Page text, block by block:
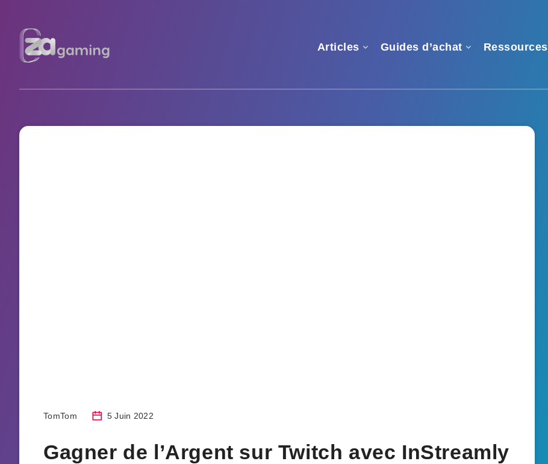
Articles Guides d’achat Ressources
TomTom 5 Juin 2022
Gagner de l’Argent sur Twitch avec InStreamly